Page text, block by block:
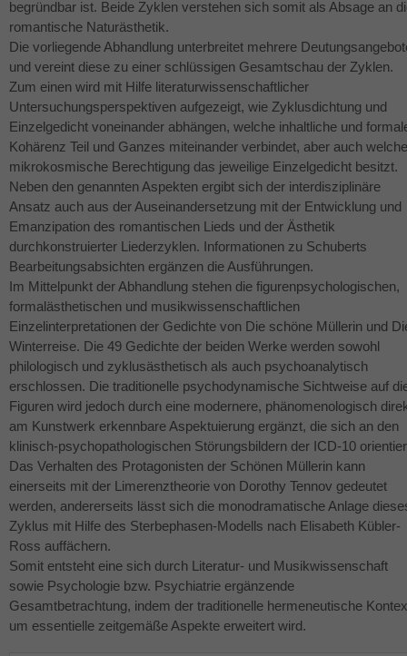
begründbar ist. Beide Zyklen verstehen sich somit als Absage an
romantische Naturästhetik.
Die vorliegende Abhandlung unterbreitet mehrere
und vereint diese zu einer schlüssigen Gesamtschau der Zyklen.
Zum einen wird mit Hilfe literaturwissenschaftlicher
Untersuchungsperspektiven aufgezeigt, wie Zyklusdichtung und
Einzelgedicht voneinander abhängen, welche inhaltliche und
Kohärenz Teil und Ganzes miteinander verbindet, aber auch welche
mikrokosmische Berechtigung das jeweilige Einzelgedicht besitzt.
Neben den genannten Aspekten ergibt sich der interdisziplinäre
Ansatz auch aus der Auseinandersetzung mit der Entwicklung und
Emanzipation des romantischen Lieds und der Ästhetik
durchkonstruierter Liederzyklen. Informationen zu Schuberts
Bearbeitungsabsichten ergänzen die Ausführungen.
Im Mittelpunkt der Abhandlung stehen die figurenpsychologischen,
formalästhetischen und musikwissenschaftlichen
Einzelinterpretationen der Gedichte von Die schöne Müllerin und
Winterreise. Die 49 Gedichte der beiden Werke werden sowohl
philologisch und zyklusästhetisch als auch psychoanalytisch
erschlossen. Die traditionelle psychodynamische Sichtweise auf
Figuren wird jedoch durch eine modernere, phänomenologisch
am Kunstwerk erkennbare Aspektuierung ergänzt, die sich an den
klinisch-psychopathologischen Störungsbildern der ICD-10
Das Verhalten des Protagonisten der Schönen Müllerin kann
einerseits mit der Limerenztheorie von Dorothy Tennov gedeutet
werden, andererseits lässt sich die monodramatische Anlage
Zyklus mit Hilfe des Sterbephasen-Modells nach Elisabeth Kübler-
Ross auffächern.
Somit entsteht eine sich durch Literatur- und Musikwissenschaft
sowie Psychologie bzw. Psychiatrie ergänzende
Gesamtbetrachtung, indem der traditionelle hermeneutische
um essentielle zeitgemäße Aspekte erweitert wird.